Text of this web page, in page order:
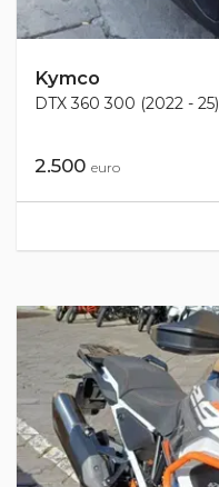
Kymco
DTX 360 300 (2022 - 25)
2.500 euro